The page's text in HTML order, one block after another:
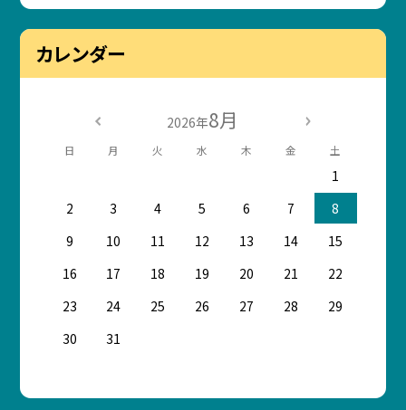
カレンダー
2026年8月
日 月 火 水 木 金 土
1
2
3 4 5 6 7
8
9
10 11 12 13 14
15
16
17 18 19 20 21
22
23
24 25 26 27 28
29
30
31